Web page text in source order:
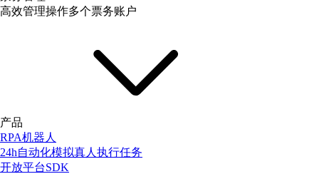
高效管理操作多个票务账户
产品
RPA机器人
24h自动化模拟真人执行任务
开放平台SDK